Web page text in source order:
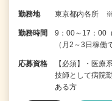
勤務地 東京都内各所 ※
勤務時間
9：00～17：00
（月2～3日稼
応募資格
【必須】・医療
技師として病院
ある方